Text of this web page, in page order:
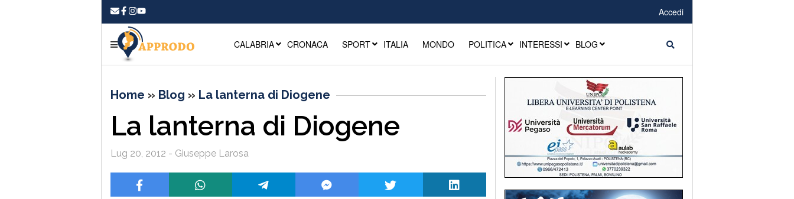
Accedi
CALABRIA CRONACA SPORT ITALIA MONDO POLITICA INTERESSI BLOG
Home » Blog » La lanterna di Diogene
La lanterna di Diogene
Lug 20, 2012 - Giuseppe Larosa